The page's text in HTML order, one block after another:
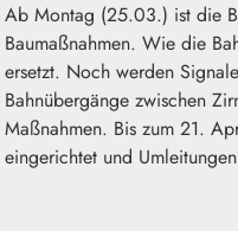
Ab Montag (25.03.) ist die
Baumaßnahmen. Wie die
ersetzt. Noch werden
Bahnübergänge zwischen
Maßnahmen. Bis zum 21.
eingerichtet und